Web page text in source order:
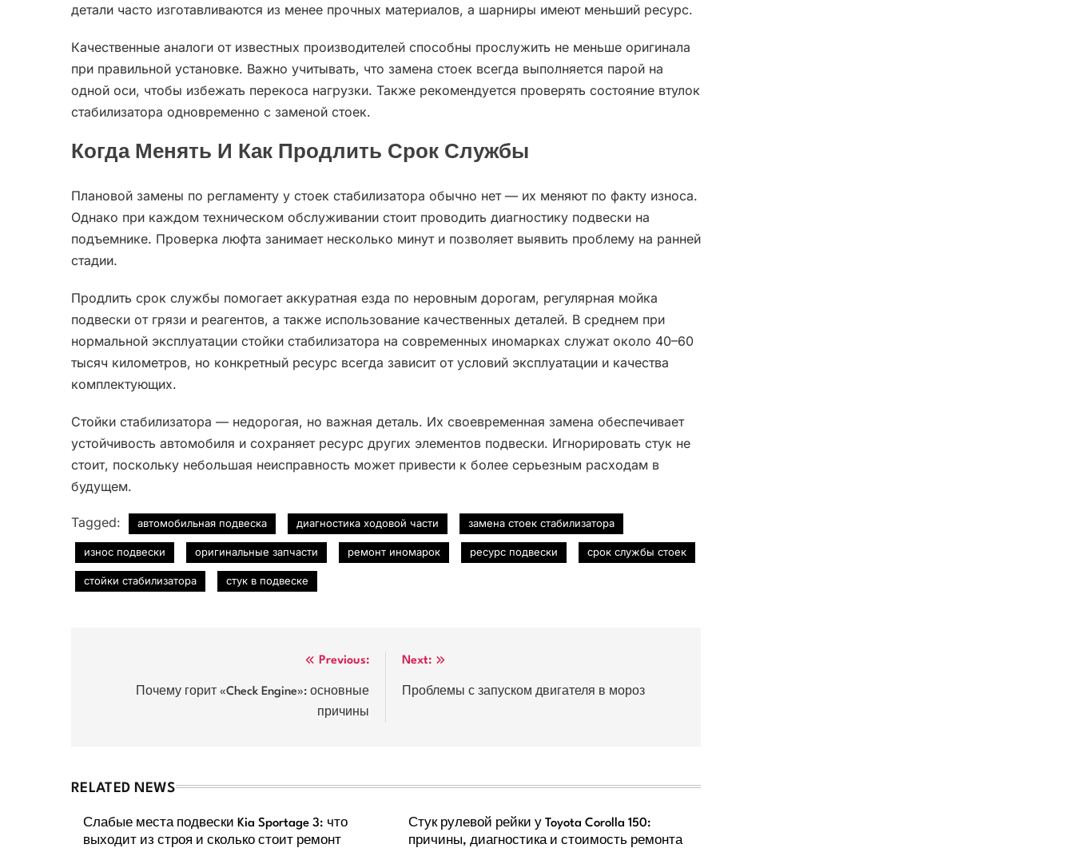
детали часто изготавливаются из менее прочных материалов, а шарниры имеют меньший ресурс.
Качественные аналоги от известных производителей способны прослужить не меньше оригинала
при правильной установке. Важно учитывать, что замена стоек всегда выполняется парой на
одной оси, чтобы избежать перекоса нагрузки. Также рекомендуется проверять состояние втулок
стабилизатора одновременно с заменой стоек.
Когда Менять И Как Продлить Срок Службы
Плановой замены по регламенту у стоек стабилизатора обычно нет — их меняют по факту износа.
Однако при каждом техническом обслуживании стоит проводить диагностику подвески на
подъемнике. Проверка люфта занимает несколько минут и позволяет выявить проблему на ранней
стадии.
Продлить срок службы помогает аккуратная езда по неровным дорогам, регулярная мойка
подвески от грязи и реагентов, а также использование качественных деталей. В среднем при
нормальной эксплуатации стойки стабилизатора на современных иномарках служат около 40–60
тысяч километров, но конкретный ресурс всегда зависит от условий эксплуатации и качества
комплектующих.
Стойки стабилизатора — недорогая, но важная деталь. Их своевременная замена обеспечивает
устойчивость автомобиля и сохраняет ресурс других элементов подвески. Игнорировать стук не
стоит, поскольку небольшая неисправность может привести к более серьезным расходам в
будущем.
Tagged: автомобильная подвеска диагностика ходовой части замена стоек стабилизатора
износ подвески оригинальные запчасти ремонт иномарок ресурс подвески срок службы стоек
стойки стабилизатора стук в подвеске
Previous:
Почему горит «Check Engine»: основные
причины
Next:
Проблемы с запуском двигателя в мороз
RELATED NEWS
Слабые места подвески Kia Sportage 3: что
выходит из строя и сколько стоит ремонт
Стук рулевой рейки у Toyota Corolla 150:
причины, диагностика и стоимость ремонта